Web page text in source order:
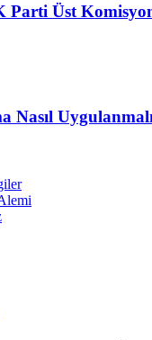
Üst
Nasıl Uygulanmalı